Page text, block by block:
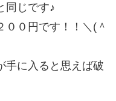
同じです♪
００円です！！＼(＾
手に入ると思えば破